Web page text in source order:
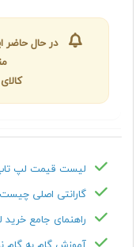
در حال حاضر
لیست قیمت لپ
گارانتی اصلی
راهنمای جامع